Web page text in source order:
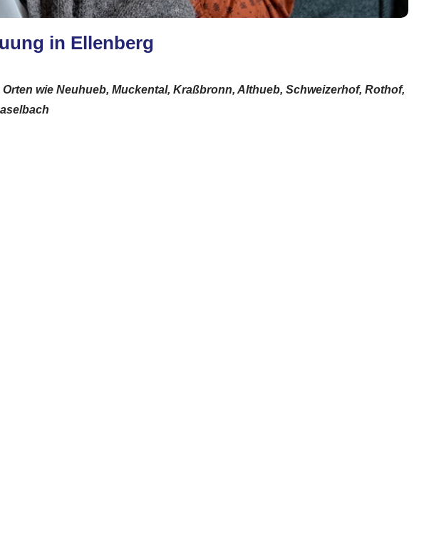
in Ellenberg
wie Neuhueb, Muckental, Kraßbronn, Althueb, Schweizerhof, Rothof,